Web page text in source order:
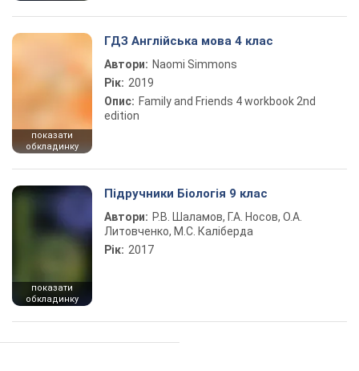
показати
обкладинку
ГДЗ Англійська мова 4 клас
Автори: Naomi Simmons
Рік: 2019
Опис: Family and Friends 4 workbook 2nd
edition
показати
обкладинку
Підручники Біологія 9 клас
Автори: Р.В. Шаламов, Г.А. Носов, О.А.
Литовченко, М.С. Каліберда
Рік: 2017